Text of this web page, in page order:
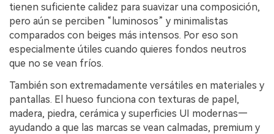
tienen suficiente calidez para suavizar una composición,
pero aún se perciben “luminosos” y minimalistas
comparados con beiges más intensos. Por eso son
especialmente útiles cuando quieres fondos neutros
que no se vean fríos.
También son extremadamente versátiles en materiales y
pantallas. El hueso funciona con texturas de papel,
madera, piedra, cerámica y superficies UI modernas—
ayudando a que las marcas se vean calmadas, premium y